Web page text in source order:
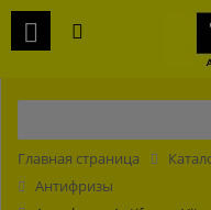
Главная страница
Антифризы